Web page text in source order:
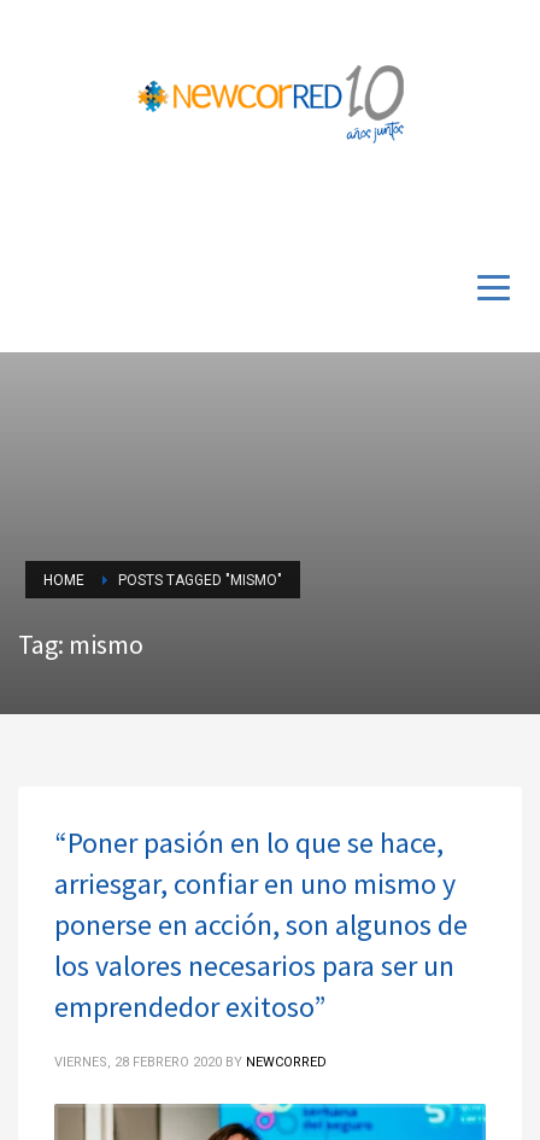
HOME POSTS TAGGED "MISMO"
Tag: mismo
“Poner pasión en lo que se hace,
arriesgar, confiar en uno mismo y
ponerse en acción, son algunos de
los valores necesarios para ser un
emprendedor exitoso”
VIERNES, 28 FEBRERO 2020 BY NEWCORRED